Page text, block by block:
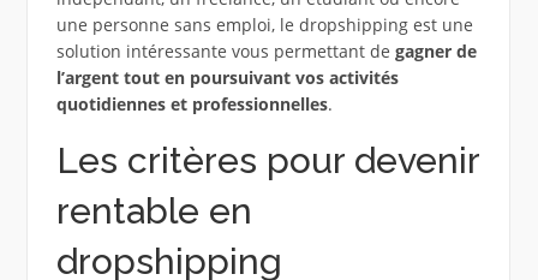
une personne sans emploi, le dropshipping est une
solution intéressante vous permettant de gagner de
l’argent tout en poursuivant vos activités
quotidiennes et professionnelles.
Les critères pour devenir
rentable en
dropshipping